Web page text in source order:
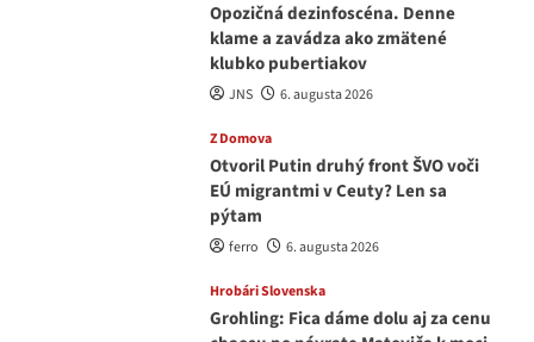
Opozičná dezinfoscéna. Denne
klame a zavádza ako zmätené
klubko pubertiakov
JNS 6. augusta 2026
Z Domova
Otvoril Putin druhý front ŠVO voči
EÚ migrantmi v Ceuty? Len sa
pýtam
ferro 6. augusta 2026
Hrobári Slovenska
Grohling: Fica dáme dolu aj za cenu